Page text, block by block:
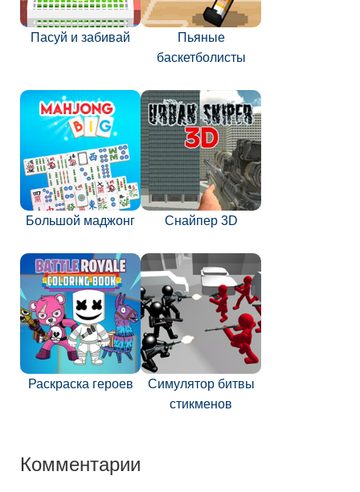
Пасуй и забивай
Пьяные
баскетболисты
Большой маджонг Снайпер 3D
Раскраска героев
Симулятор битвы
стикменов
Комментарии